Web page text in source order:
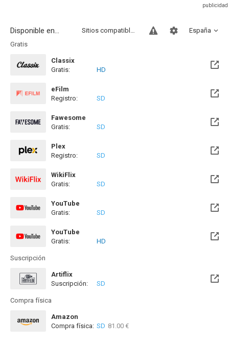
Disponible en... España
Sitios compatibles
Gratis
Classix
Gratis:
HD
eFilm
Registro:
SD
Fawesome
Gratis:
SD
Plex
Registro:
SD
WikiFlix
Gratis:
SD
YouTube
Gratis:
SD
YouTube
Gratis:
HD
Suscripción
Artiflix
Suscripción:
SD
Compra física
Amazon
Compra física: SD 81.00 €